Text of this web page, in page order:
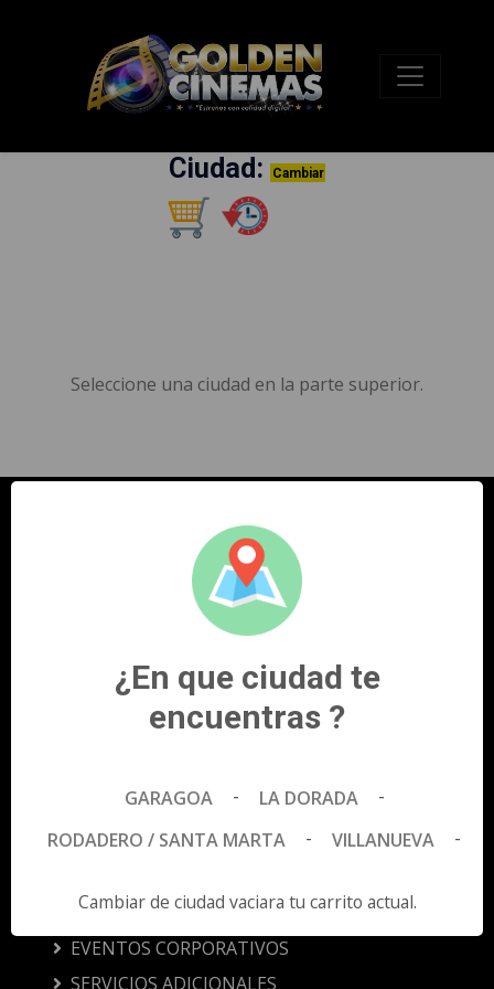
Ciudad:Cambiar
Seleccione una ciudad en la parte superior.
Descarga nuestra App y llevanos siempre
PUBLICIDAD
EVENTOS CORPORATIVOS
SERVICIOS ADICIONALES
¿En que ciudad te
encuentras ?
GARAGOA - LA DORADA -
RODADERO / SANTA MARTA - VILLANUEVA -
Cambiar de ciudad vaciara tu carrito actual.